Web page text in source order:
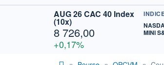
AUG 26 CAC 40 Index
(10x)
8 726,00
+0,17%
MINI